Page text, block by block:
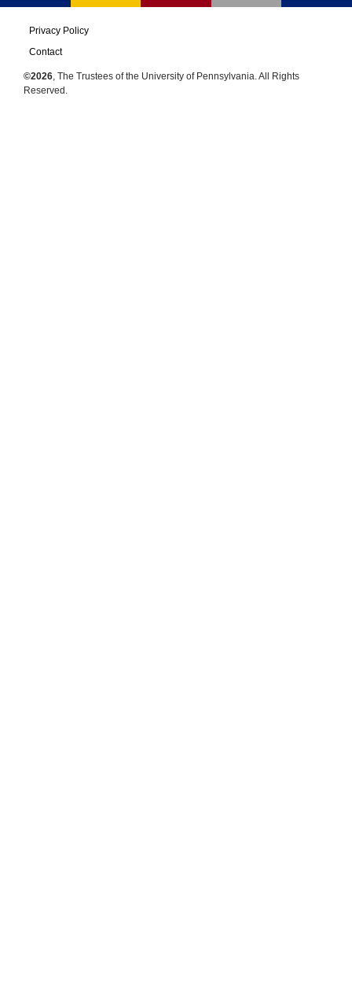
Privacy Policy
Contact
©2026, The Trustees of the University of Pennsylvania. All Rights
Reserved.